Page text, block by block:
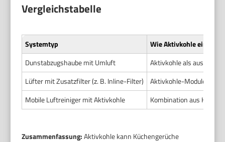
Vergleichstabelle
Systemtyp
Wie Aktivkohle
Dunstabzugshaube mit Umluft
Aktivkohle als
Lüfter mit Zusatzfilter (z. B. Inline-Filter)
Aktivkohle-Module vor
Mobile Luftreiniger mit Aktivkohle
Kombination aus HEPA
Zusammenfassung:Aktivkohle kann Küchengerüche